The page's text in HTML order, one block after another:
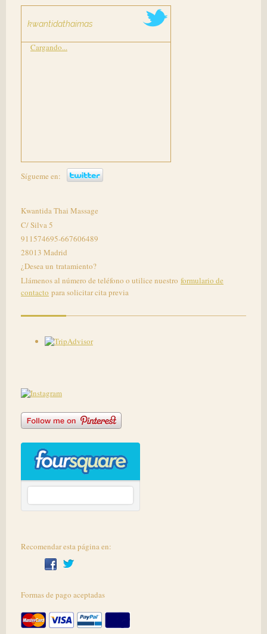
kwantidathaimas
Cargando...
Sígueme en:
Kwantida Thai Massage
C/ Silva 5
911574695-667606489
28013 Madrid
¿Desea un tratamiento?
Llámenos al número de teléfono o utilice nuestro formulario de
contacto para solicitar cita previa
Recomendar esta página en:
Formas de pago aceptadas